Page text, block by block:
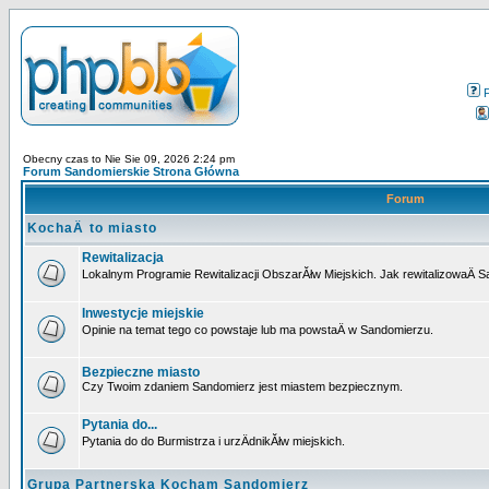
Obecny czas to Nie Sie 09, 2026 2:24 pm
Forum Sandomierskie Strona Główna
Forum
KochaÄ to miasto
Rewitalizacja
Lokalnym Programie Rewitalizacji ObszarĂłw Miejskich. Jak rewitalizowaÄ
Inwestycje miejskie
Opinie na temat tego co powstaje lub ma powstaÄ w Sandomierzu.
Bezpieczne miasto
Czy Twoim zdaniem Sandomierz jest miastem bezpiecznym.
Pytania do...
Pytania do do Burmistrza i urzÄdnikĂłw miejskich.
Grupa Partnerska Kocham Sandomierz